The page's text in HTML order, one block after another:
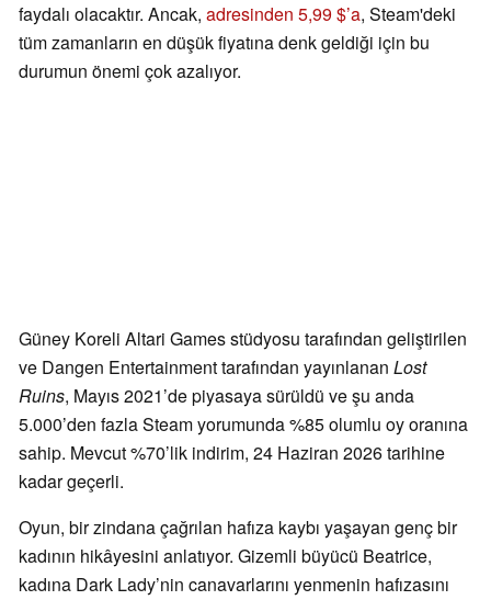
faydalı olacaktır. Ancak, adresinden 5,99 $’a, Steam'deki
tüm zamanların en düşük fiyatına denk geldiği için bu
durumun önemi çok azalıyor.
Güney Koreli Altari Games stüdyosu tarafından geliştirilen
ve Dangen Entertainment tarafından yayınlanan Lost
Ruins, Mayıs 2021’de piyasaya sürüldü ve şu anda
5.000’den fazla Steam yorumunda %85 olumlu oy oranına
sahip. Mevcut %70’lik indirim, 24 Haziran 2026 tarihine
kadar geçerli.
Oyun, bir zindana çağrılan hafıza kaybı yaşayan genç bir
kadının hikâyesini anlatıyor. Gizemli büyücü Beatrice,
kadına Dark Lady’nin canavarlarını yenmenin hafızasını